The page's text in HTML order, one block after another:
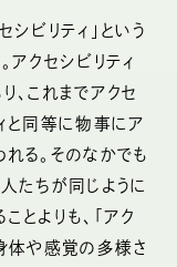
ビリティ」という
アクセシビリティ
、これまでアクセ
と同等に物事にア
る。そのなかでも
たちが同じように
とよりも、「アク
体や感覚の多様さ